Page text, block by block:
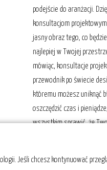
podejście do aranżacji.
konsultacjom
jasny obraz tego, co
najlepiej w Twojej
mówiąc, konsultacje
przewodnik po świecie
któremu możesz uniknąć
oszczędzić czas i
wszystkim sprawić, że
wszelkie ustalenia wraz z
Jeśli chcesz kontynuować